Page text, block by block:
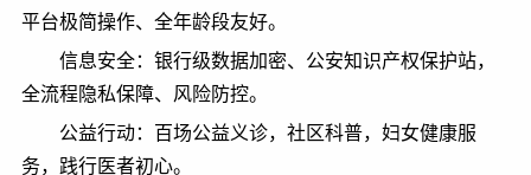
平台极简操作、全年龄段友好。
信息安全：银行级数据加密、公安知识产权保护站，
全流程隐私保障、风险防控。
公益行动：百场公益义诊，社区科普，妇女健康服
务，践行医者初心。